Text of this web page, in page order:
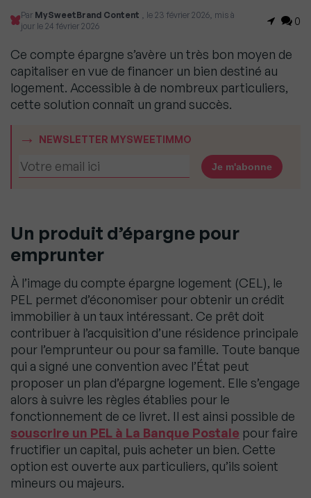
Par MySweetBrand Content , le 23 février 2026, mis à
jour le 24 février 2026
0
Ce compte épargne s’avère un très bon moyen de
capitaliser en vue de financer un bien destiné au
logement. Accessible à de nombreux particuliers,
cette solution connaît un grand succès.
NEWSLETTER MYSWEETIMMO
Un produit d’épargne pour
emprunter
À l’image du compte épargne logement (CEL), le
PEL permet d’économiser pour obtenir un crédit
immobilier à un taux intéressant. Ce prêt doit
contribuer à l’acquisition d’une résidence principale
pour l’emprunteur ou pour sa famille. Toute banque
qui a signé une convention avec l’État peut
proposer un plan d’épargne logement. Elle s’engage
alors à suivre les règles établies pour le
fonctionnement de ce livret. Il est ainsi possible de
souscrire un PEL à La Banque Postale pour faire
fructifier un capital, puis acheter un bien. Cette
option est ouverte aux particuliers, qu’ils soient
mineurs ou majeurs.